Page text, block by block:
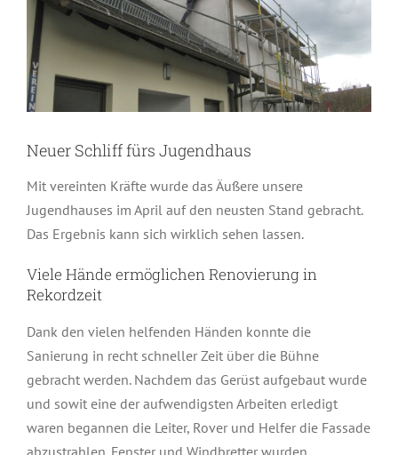
Neuer Schliff fürs Jugendhaus
Mit vereinten Kräfte wurde das Äußere unsere
Jugendhauses im April auf den neusten Stand gebracht.
Das Ergebnis kann sich wirklich sehen lassen.
Viele Hände ermöglichen Renovierung in
Rekordzeit
Dank den vielen helfenden Händen konnte die
Sanierung in recht schneller Zeit über die Bühne
gebracht werden. Nachdem das Gerüst aufgebaut wurde
und sowit eine der aufwendigsten Arbeiten erledigt
waren begannen die Leiter, Rover und Helfer die Fassade
abzustrahlen. Fenster und Windbretter wurden